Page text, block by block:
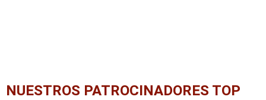
NUESTROS PATROCINADORES TOP